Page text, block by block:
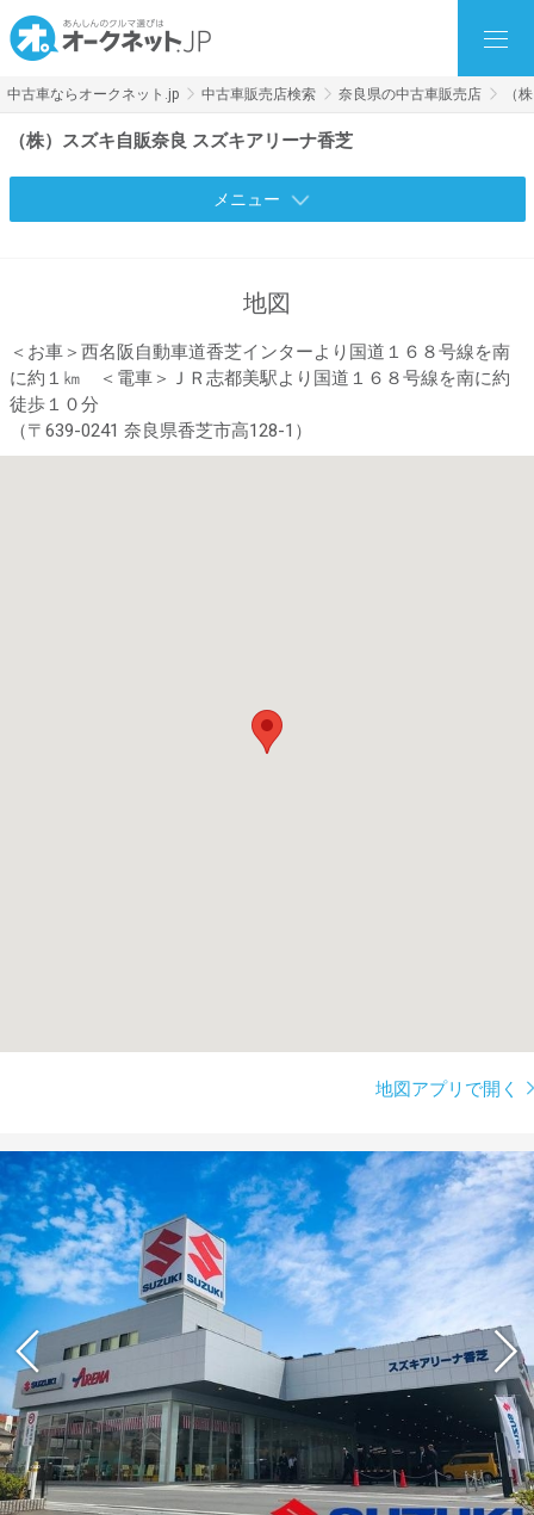
中古車ならオークネット.jp 中古車販売店検索 奈良県の中古車販売店 （
（株）スズキ自販奈良 スズキアリーナ香芝
メニュー
地図
＜お車＞西名阪自動車道香芝インターより国道１６８号線を南
に約１㎞ ＜電車＞ＪＲ志都美駅より国道１６８号線を南に約
徒歩１０分
（〒639-0241 奈良県香芝市高128-1）
地図アプリで開く